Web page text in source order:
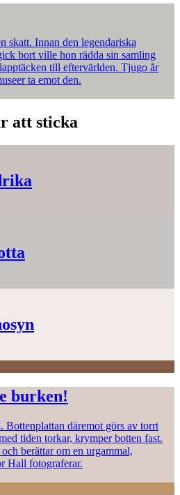
skatt. Innan den legendariska
bort ville hon rädda sin samling
till eftervärlden. Tjugo år
ta emot den.
att sticka
burken!
däremot görs av torrt
tiden torkar, krymper botten fast.
berättar om en urgammal,
Hall fotograferar.